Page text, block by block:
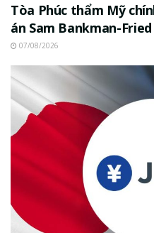
Tòa Phúc thẩm Mỹ
án Sam Bankman-Fried
07/08/2026